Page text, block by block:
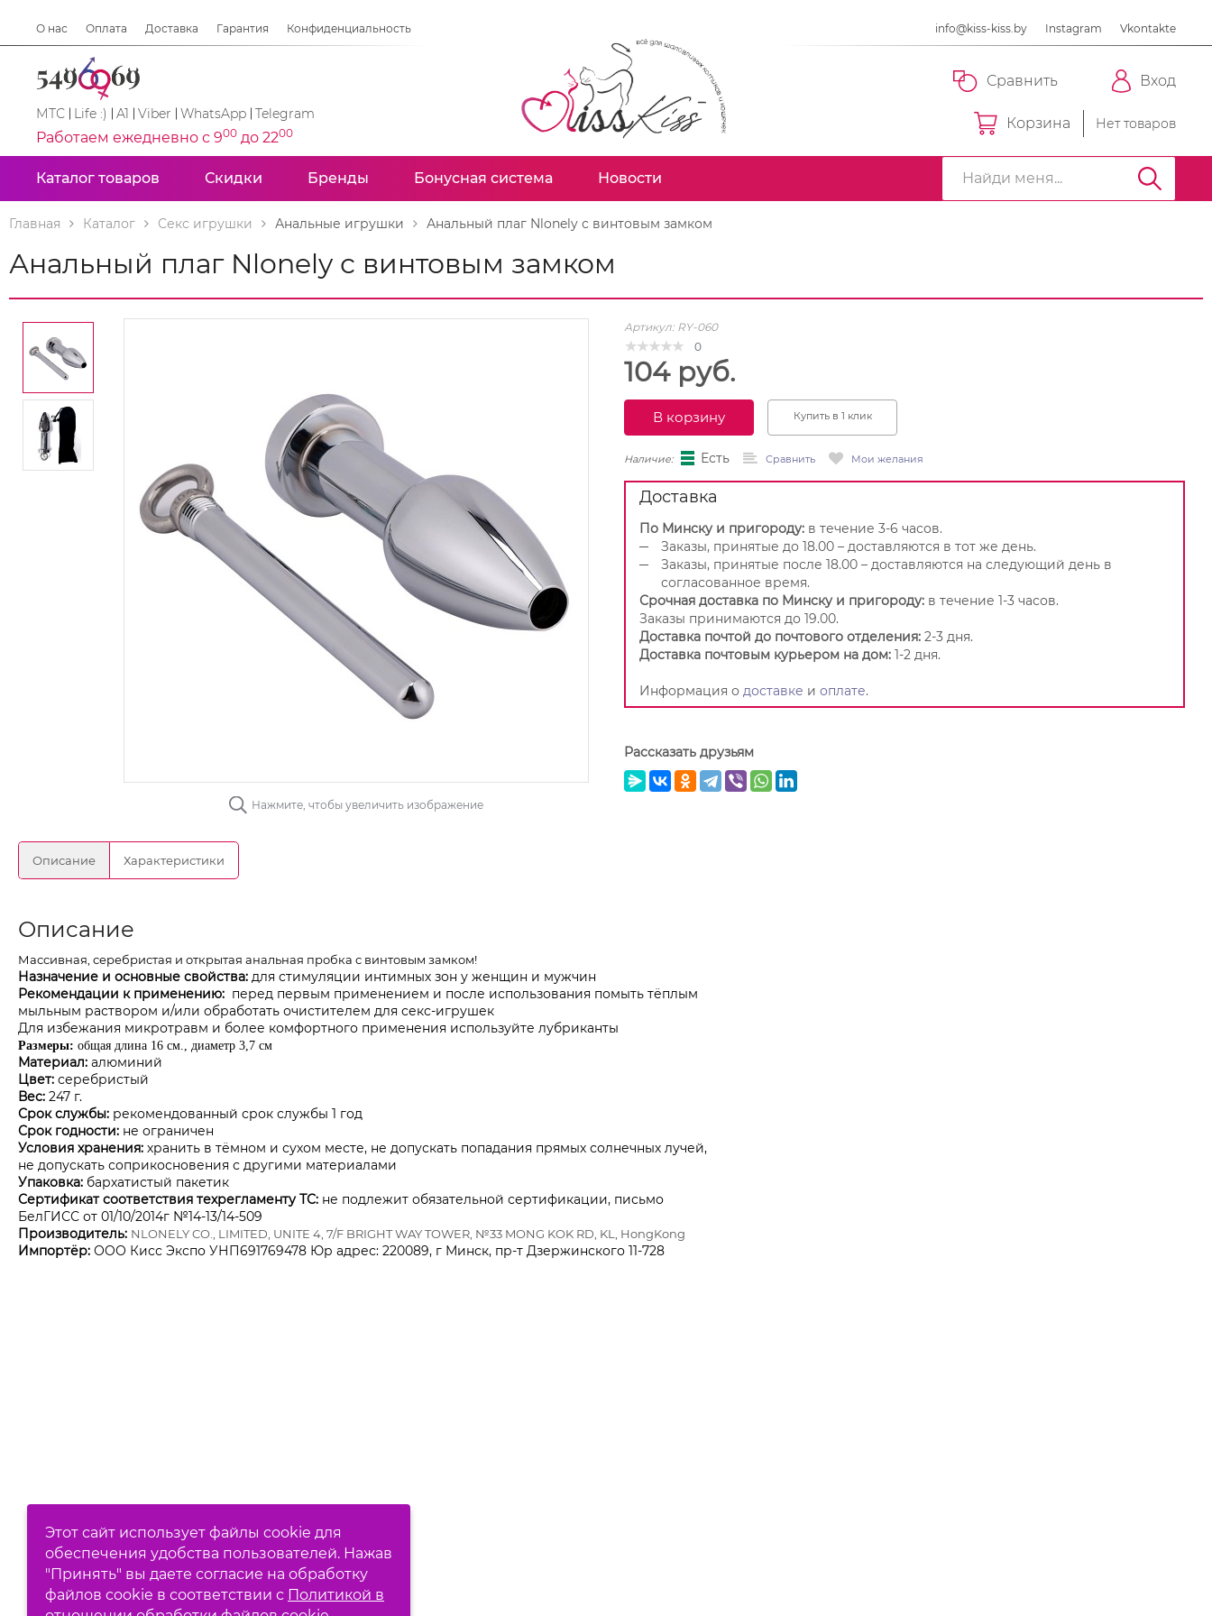
О нас Оплата Доставка Гарантия Конфиденциальность info@kiss-kiss.by Instagram Vkontakte
МТС Life :) A1 Viber WhatsApp Telegram
Работаем ежедневно с 900 до 2200
Сравнить Вход
Корзина Нет товаров
Каталог товаров Скидки Бренды Бонусная система Новости
Главная Каталог Секс игрушки Анальные игрушки Анальный плаг Nlonely с винтовым замком
Анальный плаг Nlonely с винтовым замком
Нажмите, чтобы увеличить изображение
Артикул: RY-060
0
104 руб.
В корзину Купить в 1 клик
Наличие: Есть Сравнить Мои желания
Доставка
По Минску и пригороду: в течение 3-6 часов.
Заказы, принятые до 18.00 – доставляются в тот же день.
Заказы, принятые после 18.00 – доставляются на следующий день в
согласованное время.
Срочная доставка по Минску и пригороду: в течение 1-3 часов.
Заказы принимаются до 19.00.
Доставка почтой до почтового отделения: 2-3 дня.
Доставка почтовым курьером на дом: 1-2 дня.
Информация о доставке и оплате.
Рассказать друзьям
Описание Характеристики
Описание
Массивная, серебристая и открытая анальная пробка с винтовым замком!
Назначение и основные свойства: для стимуляции интимных зон у женщин и мужчин
Рекомендации к применению: перед первым применением и после использования помыть тёплым
мыльным раствором и/или обработать очистителем для секс-игрушек
Для избежания микротравм и более комфортного применения используйте лубриканты
Размеры: общая длина 16 см., диаметр 3,7 см
Материал: алюминий
Цвет: серебристый
Вес: 247 г.
Срок службы: рекомендованный срок службы 1 год
Срок годности: не ограничен
Условия хранения: хранить в тёмном и сухом месте, не допускать попадания прямых солнечных лучей,
не допускать соприкосновения с другими материалами
Упаковка: бархатистый пакетик
Сертификат соответствия техрегламенту ТС: не подлежит обязательной сертификации, письмо
БелГИСС от 01/10/2014г №14-13/14-509
Производитель: NLONELY CO., LIMITED, UNITE 4, 7/F BRIGHT WAY TOWER, №33 MONG KOK RD, KL, HongKong
Импортёр: ОOО Кисс Экспо УНП691769478 Юр адрес: 220089, г Минск, пр-т Дзержинского 11-728
Этот сайт использует файлы cookie для
обеспечения удобства пользователей. Нажав
"Принять" вы даете согласие на обработку
файлов cookie в соответствии с Политикой в